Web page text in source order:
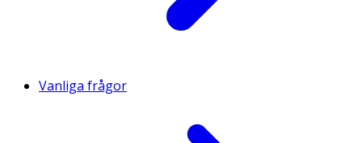
Vanliga frågor